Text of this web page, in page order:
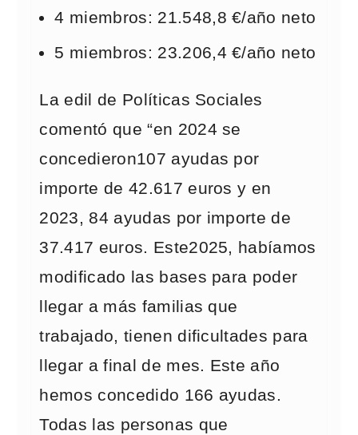
4 miembros: 21.548,8 €/año neto
5 miembros: 23.206,4 €/año neto
La edil de Políticas Sociales
comentó que “en 2024 se
concedieron107 ayudas por
importe de 42.617 euros y en
2023, 84 ayudas por importe de
37.417 euros. Este2025, habíamos
modificado las bases para poder
llegar a más familias que
trabajado, tienen dificultades para
llegar a final de mes. Este año
hemos concedido 166 ayudas.
Todas las personas que